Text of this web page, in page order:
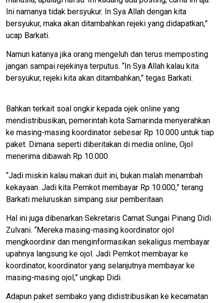
Ini namanya tidak bersyukur. In Sya Allah dengan kita
bersyukur, maka akan ditambahkan rejeki yang didapatkan,”
ucap Barkati.
Namun katanya jika orang mengeluh dan terus memposting
jangan sampai rejekinya terputus. “In Sya Allah kalau kita
bersyukur, rejeki kita akan ditambahkan,” tegas Barkati.
Bahkan terkait soal ongkir kepada ojek online yang
mendistribusikan, pemerintah kota Samarinda menyerahkan
ke masing-masing koordinator sebesar Rp 10.000 untuk tiap
paket. Dimana seperti diberitakan di media online, Ojol
menerima dibawah Rp 10.000.
“Jadi miskin kalau makan duit ini, bukan malah menambah
kekayaan. Jadi kita Pemkot membayar Rp 10.000,” terang
Barkati meluruskan simpang siur pemberitaan.
Hal ini juga dibenarkan Sekretaris Camat Sungai Pinang Didi
Zulvani. “Mereka masing-masing koordinator ojol
mengkoordinir dan menginformasikan sekaligus membayar
upahnya langsung ke ojol. Jadi Pemkot membayar ke
koordinator, koordinator yang selanjutnya membayar ke
masing-masing ojol,” ungkap Didi.
Adapun paket sembako yang didistribusikan ke kecamatan